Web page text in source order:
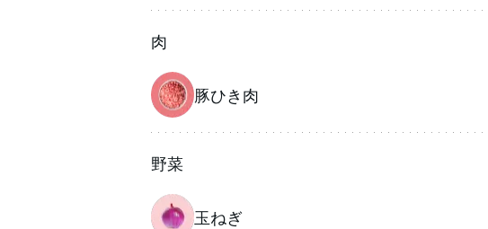
肉
豚ひき肉
野菜
玉ねぎ